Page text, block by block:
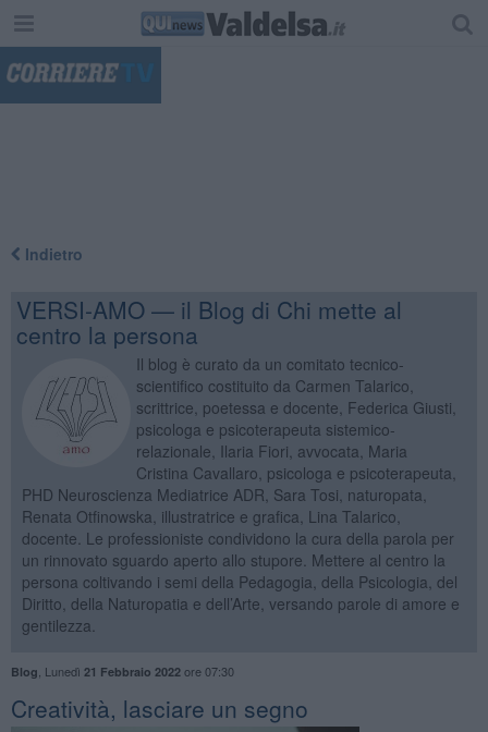
Indietro
VERSI-AMO — il Blog di Chi mette al
centro la persona
Il blog è curato da un comitato tecnico-
scientifico costituito da Carmen Talarico,
scrittrice, poetessa e docente, Federica Giusti,
psicologa e psicoterapeuta sistemico-
relazionale, Ilaria Fiori, avvocata, Maria
Cristina Cavallaro, psicologa e psicoterapeuta,
PHD Neuroscienza Mediatrice ADR, Sara Tosi, naturopata,
Renata Otfinowska, illustratrice e grafica, Lina Talarico,
docente. Le professioniste condividono la cura della parola per
un rinnovato sguardo aperto allo stupore. Mettere al centro la
persona coltivando i semi della Pedagogia, della Psicologia, del
Diritto, della Naturopatia e dell’Arte, versando parole di amore e
gentilezza.
Blog Lunedì 21 Febbraio 2022ore 07:30
Creatività, lasciare un segno